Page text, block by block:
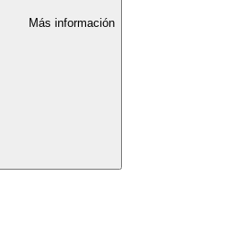
Más información